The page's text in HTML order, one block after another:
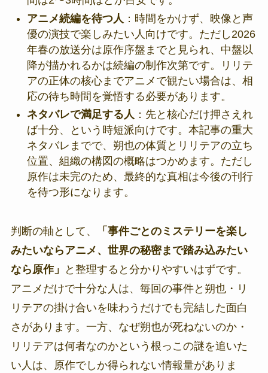
アニメ続編を待つ人 ：時間をかけず、映像と声
優の演技で楽しみたい人向けです。ただし2026
年春の放送分は原作序盤までと見られ、中盤以
降が描かれるかは続編の制作次第です。リリテ
アの正体の核心までアニメで観たい場合は、相
応の待ち時間を覚悟する必要があります。
ネタバレで満足する人 ：先と核心だけ押さえれ
ば十分、という時短派向けです。本記事の重大
ネタバレまでで、朔也の体質とリリテアの立ち
位置、組織の構図の概略はつかめます。ただし
原作は未完のため、最終的な真相は今後の刊行
を待つ形になります。
判断の軸として、
「事件ごとのミステリーを楽し
みたいならアニメ、世界の秘密まで踏み込みたい
なら原作」
と整理すると分かりやすいはずです。
アニメだけで十分な人は、毎回の事件と朔也・リ
リテアの掛け合いを味わうだけでも完結した面白
さがあります。一方、なぜ朔也が死ねないのか・
リリテアは何者なのかという根っこの謎を追いた
い人は、原作でしか得られない情報量がありま